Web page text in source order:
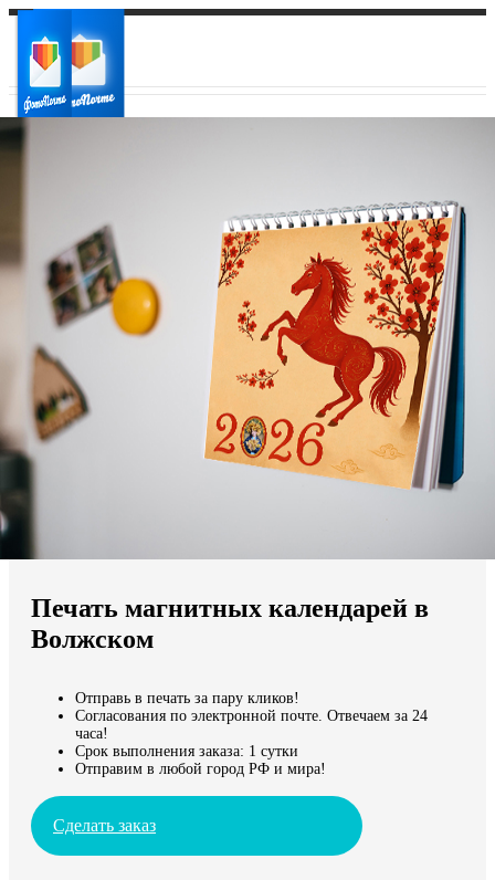
Ваш регион доставки
Выберите из списка:
Мы доставляем по всему миру
Продолжить без города
Печать магнитных календарей в
Волжском
Отправь в печать за пару кликов!
Согласования по электронной почте. Отвечаем за 24
часа!
Срок выполнения заказа: 1 сутки
Отправим в любой город РФ и мира!
Сделать заказ